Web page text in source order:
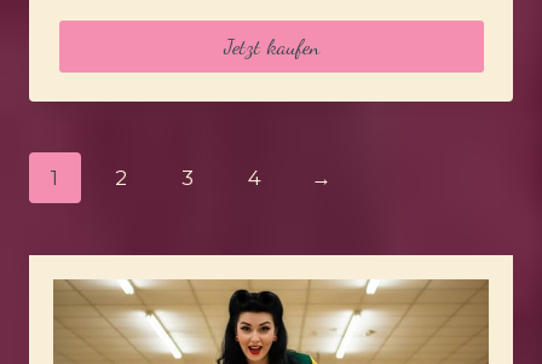
Jetzt kaufen
1 2 3 4 →